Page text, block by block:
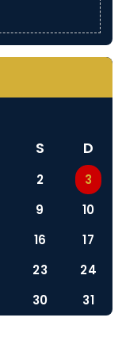
S D
2
3
9
10
16
17
23
24
30 31